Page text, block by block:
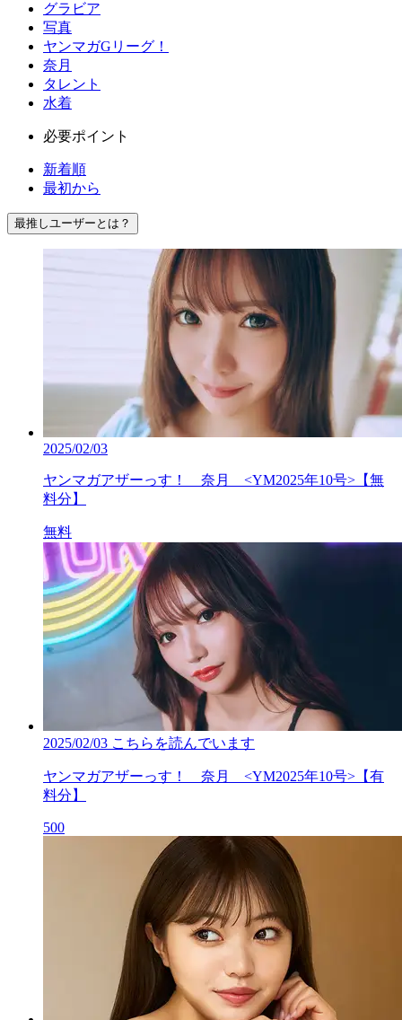
グラビア
写真
ヤンマガGリーグ！
奈月
タレント
水着
必要ポイント
新着順
最初から
最推しユーザーとは？
2025/02/03
ヤンマガアザーっす！ 奈月 <YM2025年10号>【無
料分】
無料
2025/02/03 こちらを読んでいます
ヤンマガアザーっす！ 奈月 <YM2025年10号>【有
料分】
500